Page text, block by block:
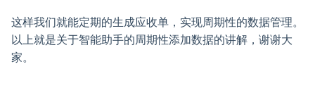
这样我们就能定期的生成应收单，实现周期性的数据管理。
以上就是关于智能助手的周期性添加数据的讲解，谢谢大
家。